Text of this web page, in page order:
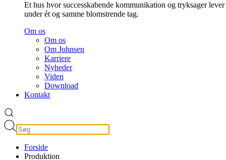
Et hus hvor successkabende kommunikation og tryksager lever
under ét og samme blomstrende tag.
Om os
Om os
Om Johnsen
Karriere
Nyheder
Viden
Download
Kontakt
Forside
Produktion